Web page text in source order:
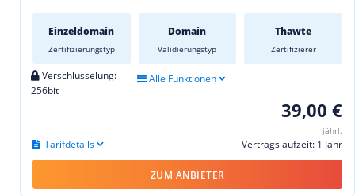
Einzeldomain
Zertifizierungstyp
Domain
Validierungstyp
Thawte
Zertifizierer
Verschlüsselung:
256bit
Alle Funktionen
39,00 €
jährl.
Vertragslaufzeit: 1 Jahr
Tarifdetails
ZUM ANBIETER